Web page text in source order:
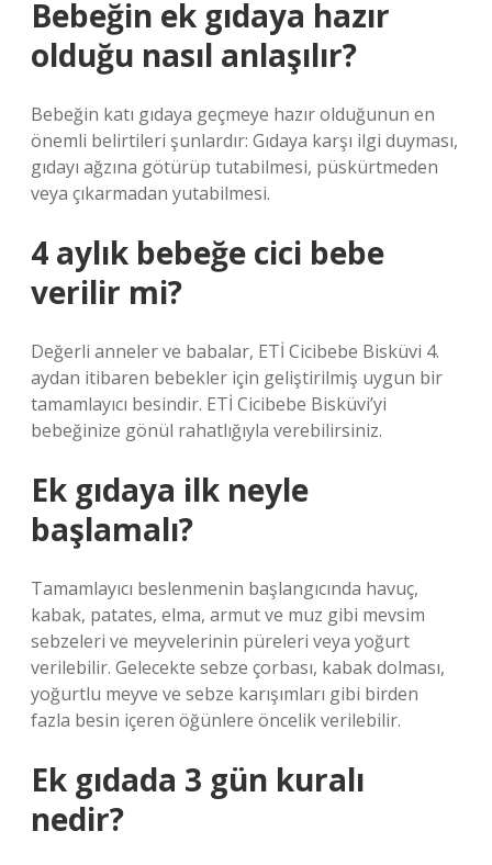
Bebeğin ek gıdaya hazır
olduğu nasıl anlaşılır?
Bebeğin katı gıdaya geçmeye hazır olduğunun en
önemli belirtileri şunlardır: Gıdaya karşı ilgi duyması,
gıdayı ağzına götürüp tutabilmesi, püskürtmeden
veya çıkarmadan yutabilmesi.
4 aylık bebeğe cici bebe
verilir mi?
Değerli anneler ve babalar, ETİ Cicibebe Bisküvi 4.
aydan itibaren bebekler için geliştirilmiş uygun bir
tamamlayıcı besindir. ETİ Cicibebe Bisküvi’yi
bebeğinize gönül rahatlığıyla verebilirsiniz.
Ek gıdaya ilk neyle
başlamalı?
Tamamlayıcı beslenmenin başlangıcında havuç,
kabak, patates, elma, armut ve muz gibi mevsim
sebzeleri ve meyvelerinin püreleri veya yoğurt
verilebilir. Gelecekte sebze çorbası, kabak dolması,
yoğurtlu meyve ve sebze karışımları gibi birden
fazla besin içeren öğünlere öncelik verilebilir.
Ek gıdada 3 gün kuralı
nedir?